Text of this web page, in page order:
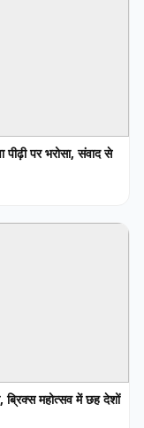
पर भरोसा, संवाद से
महोत्सव में छह देशों